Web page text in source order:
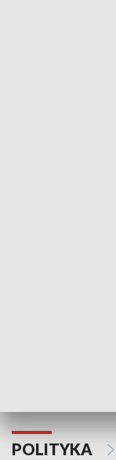
POLITYKA